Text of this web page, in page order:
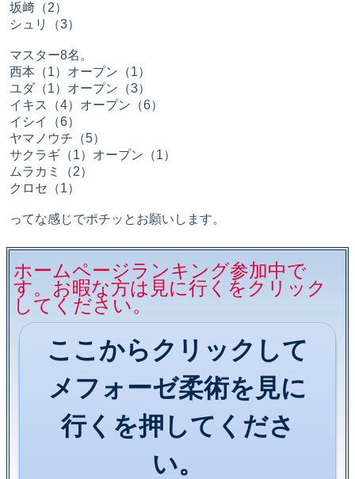
坂﨑（2）
シュリ（3）
マスター8名。
西本（1）オープン（1）
ユダ（1）オープン（3）
イキス（4）オープン（6）
イシイ（6）
ヤマノウチ（5）
サクラギ（1）オープン（1）
ムラカミ（2）
クロセ（1）
ってな感じでポチッとお願いします。
ホームページランキング参加中で
す。お暇な方は見に行くをクリック
してください。
ここからクリックして
メフォーゼ柔術を見に
行くを押してくださ
い。